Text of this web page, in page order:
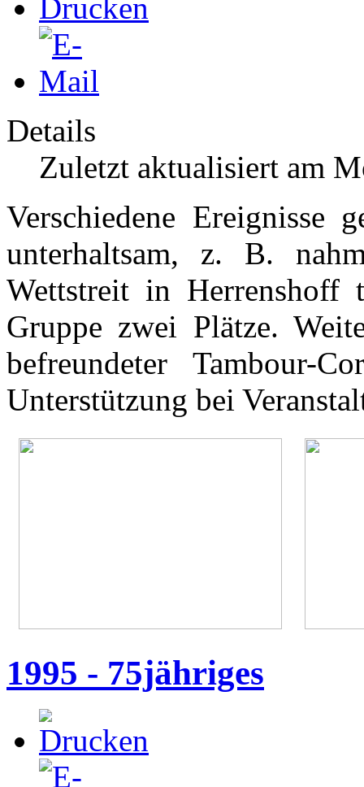
Details
Zuletzt aktualisiert am
Verschiedene Ereignisse
unterhaltsam, z. B.
Wettstreit in
Gruppe zwei Plätze.
befreundeter Tambour-
Unterstützung bei
1995 - 75jähriges